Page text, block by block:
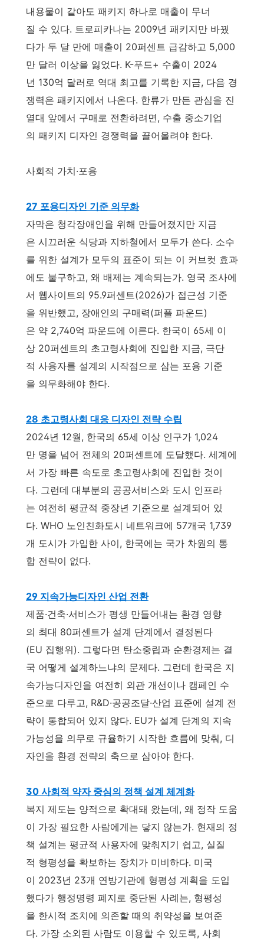
내용물이 같아도 패키지 하나로 매출이 무너
질 수 있다. 트로피카나는 2009년 패키지만 바꿨
다가 두 달 만에 매출이 20퍼센트 급감하고 5,000
만 달러 이상을 잃었다. K-푸드+ 수출이 2024
년 130억 달러로 역대 최고를 기록한 지금, 다음 경
쟁력은 패키지에서 나온다. 한류가 만든 관심을 진
열대 앞에서 구매로 전환하려면, 수출 중소기업
의 패키지 디자인 경쟁력을 끌어올려야 한다.
사회적 가치·포용
27 포용디자인 기준 의무화
자막은 청각장애인을 위해 만들어졌지만 지금
은 시끄러운 식당과 지하철에서 모두가 쓴다. 소수
를 위한 설계가 모두의 표준이 되는 이 커브컷 효과
에도 불구하고, 왜 배제는 계속되는가. 영국 조사에
서 웹사이트의 95.9퍼센트(2026)가 접근성 기준
을 위반했고, 장애인의 구매력(퍼플 파운드)
은 약 2,740억 파운드에 이른다. 한국이 65세 이
상 20퍼센트의 초고령사회에 진입한 지금, 극단
적 사용자를 설계의 시작점으로 삼는 포용 기준
을 의무화해야 한다.
28 초고령사회 대응 디자인 전략 수립
2024년 12월, 한국의 65세 이상 인구가 1,024
만 명을 넘어 전체의 20퍼센트에 도달했다. 세계에
서 가장 빠른 속도로 초고령사회에 진입한 것이
다. 그런데 대부분의 공공서비스와 도시 인프라
는 여전히 평균적 중장년 기준으로 설계되어 있
다. WHO 노인친화도시 네트워크에 57개국 1,739
개 도시가 가입한 사이, 한국에는 국가 차원의 통
합 전략이 없다.
29 지속가능디자인 산업 전환
제품·건축·서비스가 평생 만들어내는 환경 영향
의 최대 80퍼센트가 설계 단계에서 결정된다
(EU 집행위). 그렇다면 탄소중립과 순환경제는 결
국 어떻게 설계하느냐의 문제다. 그런데 한국은 지
속가능디자인을 여전히 외관 개선이나 캠페인 수
준으로 다루고, R&D·공공조달·산업 표준에 설계 전
략이 통합되어 있지 않다. EU가 설계 단계의 지속
가능성을 의무로 규율하기 시작한 흐름에 맞춰, 디
자인을 환경 전략의 축으로 삼아야 한다.
30 사회적 약자 중심의 정책 설계 체계화
복지 제도는 양적으로 확대돼 왔는데, 왜 정작 도움
이 가장 필요한 사람에게는 닿지 않는가. 현재의 정
책 설계는 평균적 사용자에 맞춰지기 쉽고, 실질
적 형평성을 확보하는 장치가 미비하다. 미국
이 2023년 23개 연방기관에 형평성 계획을 도입
했다가 행정명령 폐지로 중단된 사례는, 형평성
을 한시적 조치에 의존할 때의 취약성을 보여준
다. 가장 소외된 사람도 이용할 수 있도록, 사회